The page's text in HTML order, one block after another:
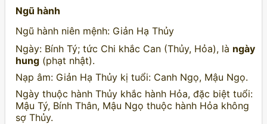
Ngũ hành
Ngũ hành niên mệnh: Giản Hạ Thủy
Ngày: Bính Tý; tức Chi khắc Can (Thủy, Hỏa), là ngày
hung(phạt nhật).
Nạp âm: Giản Hạ Thủy kị tuổi: Canh Ngọ, Mậu Ngọ.
Ngày thuộc hành Thủy khắc hành Hỏa, đặc biệt tuổi:
Mậu Tý, Bính Thân, Mậu Ngọ thuộc hành Hỏa không
sợ Thủy.